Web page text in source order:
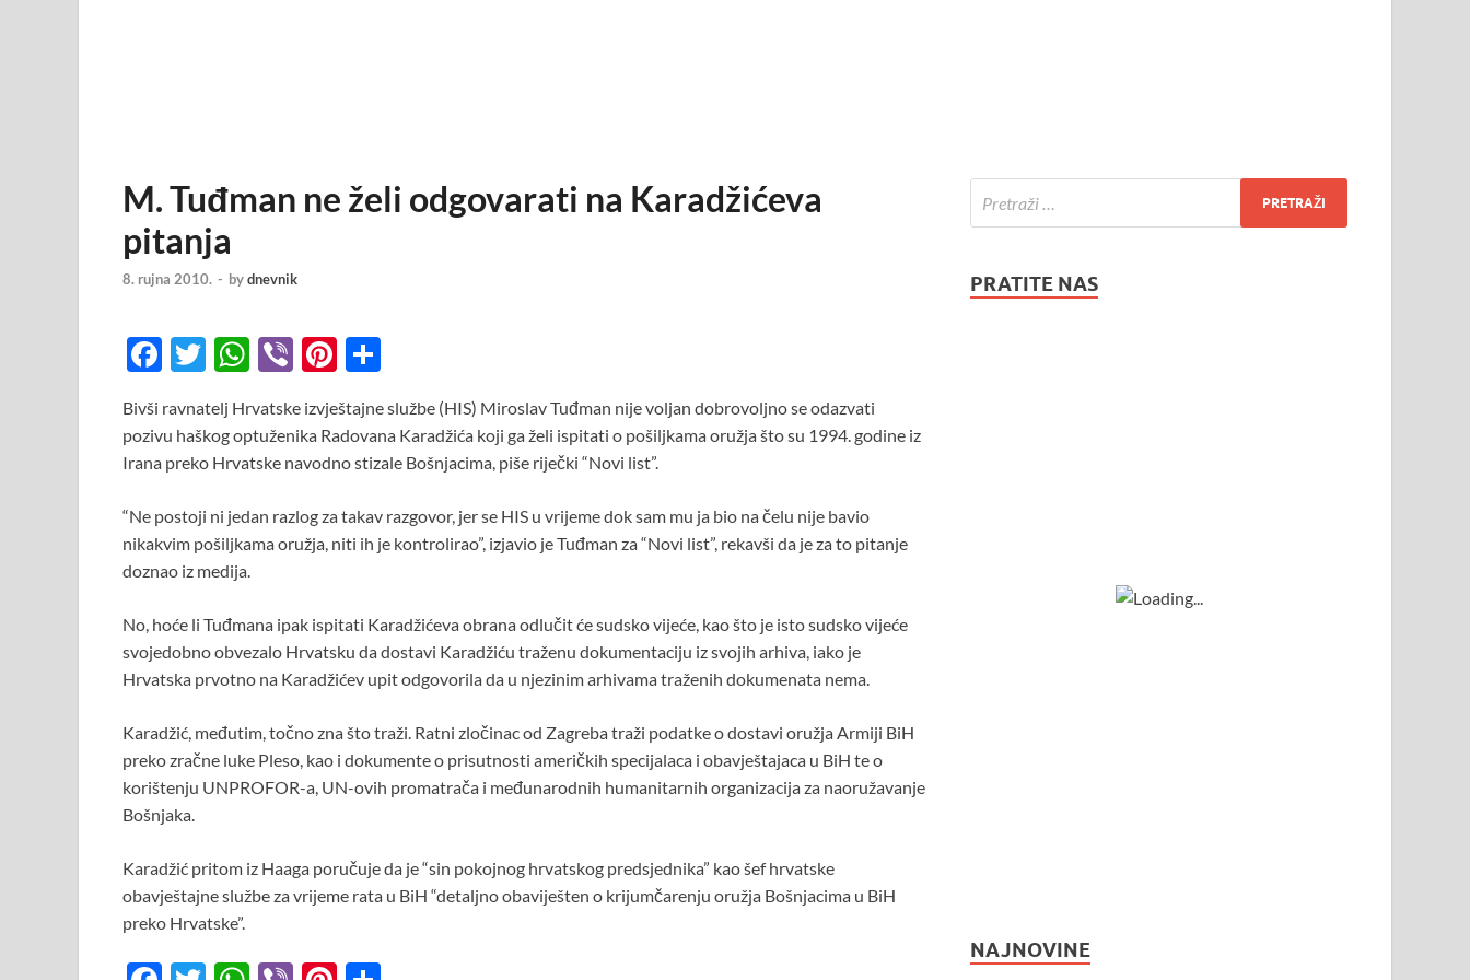
M. Tuđman ne želi odgovarati na Karadžićeva
pitanja
8. rujna 2010. - bydnevnik
F
e
b
o
k
T
itt
er
W
at
s
p
p
Vi
er
Pi
er
es
ar
e
Bivši ravnatelj Hrvatske izvještajne službe (HIS) Miroslav Tuđman nije voljan dobrovoljno se odazvati
pozivu haškog optuženika Radovana Karadžića koji ga želi ispitati o pošiljkama oružja što su 1994. godine iz
Irana preko Hrvatske navodno stizale Bošnjacima, piše riječki “Novi list”.
“Ne postoji ni jedan razlog za takav razgovor, jer se HIS u vrijeme dok sam mu ja bio na čelu nije bavio
nikakvim pošiljkama oružja, niti ih je kontrolirao”, izjavio je Tuđman za “Novi list”, rekavši da je za to pitanje
doznao iz medija.
No, hoće li Tuđmana ipak ispitati Karadžićeva obrana odlučit će sudsko vijeće, kao što je isto sudsko vijeće
svojedobno obvezalo Hrvatsku da dostavi Karadžiću traženu dokumentaciju iz svojih arhiva, iako je
Hrvatska prvotno na Karadžićev upit odgovorila da u njezinim arhivama traženih dokumenata nema.
Karadžić, međutim, točno zna što traži. Ratni zločinac od Zagreba traži podatke o dostavi oružja Armiji BiH
preko zračne luke Pleso, kao i dokumente o prisutnosti američkih specijalaca i obavještajaca u BiH te o
korištenju UNPROFOR-a, UN-ovih promatrača i međunarodnih humanitarnih organizacija za naoružavanje
Bošnjaka.
Karadžić pritom iz Haaga poručuje da je “sin pokojnog hrvatskog predsjednika” kao šef hrvatske
obavještajne službe za vrijeme rata u BiH “detaljno obaviješten o krijumčarenju oružja Bošnjacima u BiH
preko Hrvatske”.
PRATITE NAS
NAJNOVINE